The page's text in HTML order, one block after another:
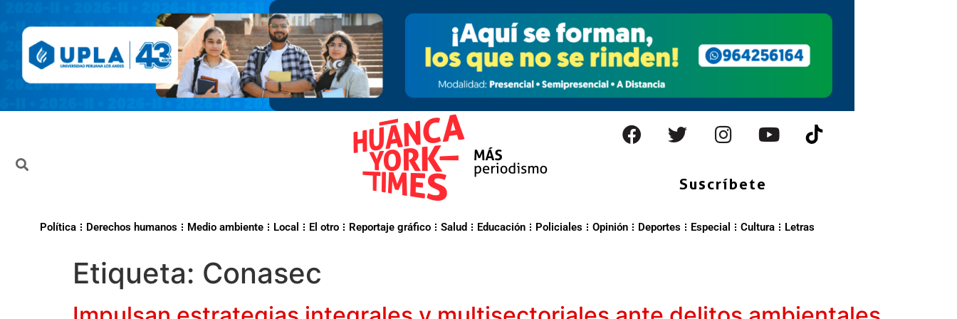
Suscríbete
Política Derechos humanos Medio ambiente Local El otro Reportaje gráfico Salud Educación Policiales Opinión Deportes Especial Cultura Letras
Etiqueta: Conasec